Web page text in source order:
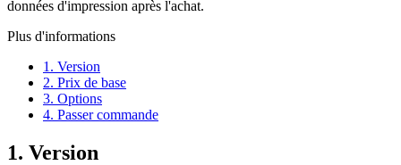
données d'impression après l'achat.
Plus d'informations
1. Version
2. Prix de base
3. Options
4. Passer commande
1. Version